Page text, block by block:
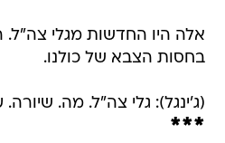
אלה היו החדשות מגלי צה"ל.
בחסות הצבא של כולנו.
(ג'ינגל): גלי צה"ל. מה. שיורה.
***